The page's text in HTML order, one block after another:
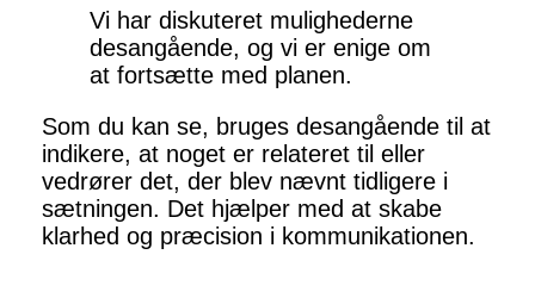
Vi har diskuteret mulighederne
desangående, og vi er enige om
at fortsætte med planen.
Som du kan se, bruges desangående til at
indikere, at noget er relateret til eller
vedrører det, der blev nævnt tidligere i
sætningen. Det hjælper med at skabe
klarhed og præcision i kommunikationen.